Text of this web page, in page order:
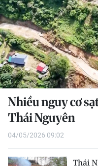
Y TẾ
KHOA HỌC - CÔNG
MÔI TRƯỜNG
BẠN ĐỌC
KIỂM CHỨNG THÔNG
TRI THỨC CHUYÊN SÂU
54 DÂN TỘC VIỆT NAM
Nhiều nguy cơ
Thái Nguyên
04/05/2026 09:02
Thái